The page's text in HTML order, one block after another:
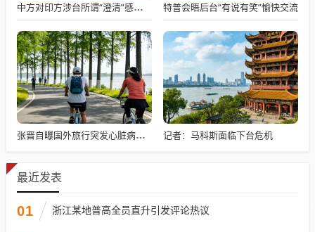
中方对印方涉台所谓“澄清”感到意外 特普会晤后台“有说有笑”愉快交流
张晋自曝国外旅行突发心脏病险丧命 记者：马科斯面临下台危机
最近发表
01 浙江某地普高全员直升引发评论热议